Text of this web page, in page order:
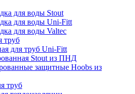
для воды Stout
для воды Uni-Fitt
для воды Valtec
труб
для труб Uni-Fitt
Stout из ПНД
защитные Hoobs из
труб